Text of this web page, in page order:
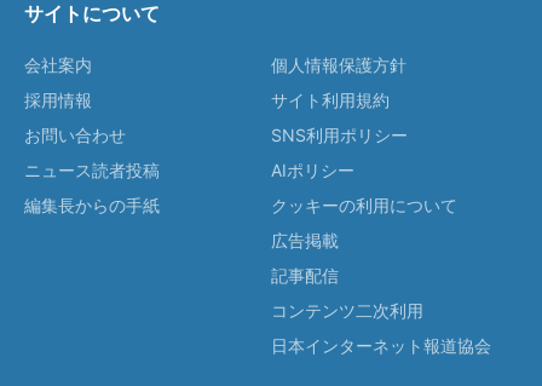
サイトについて
会社案内
採用情報
お問い合わせ
ニュース読者投稿
編集長からの手紙
個人情報保護方針
サイト利用規約
SNS利用ポリシー
AIポリシー
クッキーの利用について
広告掲載
記事配信
コンテンツ二次利用
日本インターネット報道協会